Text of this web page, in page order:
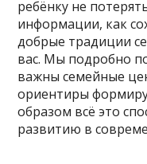
ребёнку не
информации, как
добрые традиции
вас. Мы подробно
важны семейные
ориентиры
образом всё это
развитию в